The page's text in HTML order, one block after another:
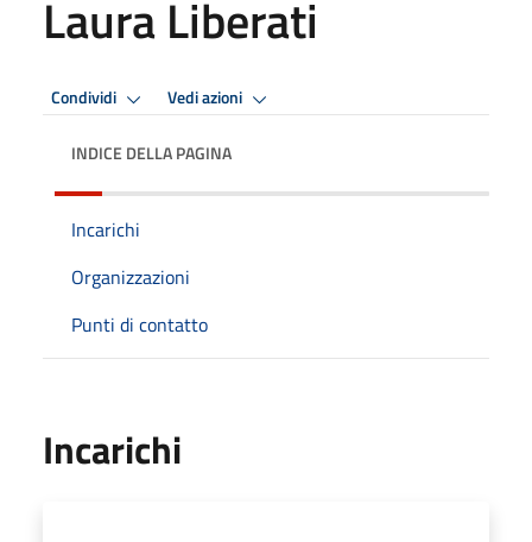
Laura Liberati
Condividi Vedi azioni
INDICE DELLA PAGINA
Incarichi
Organizzazioni
Punti di contatto
Incarichi